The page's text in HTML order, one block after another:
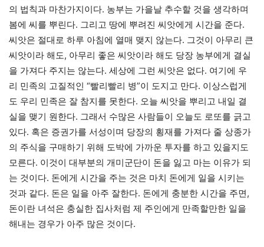
의 법칙과 마찬가지이다. 농부는 가을날 추수할 것을 생각하며
봄에 씨를 뿌린다. 그리고 땅에 뿌려진 씨앗에게 시간을 준다.
씨앗은 절대로 하루 아침에 열매 맺지 않는다. 그것이 아무리 큰
씨앗이라 해도, 아무리 좋은 씨앗이라 해도 당장 농부에게 결실
을 가져다 주지는 않는다. 세상에 그런 씨앗은 없다. 여기에 우
리 민족의 고질적인 “빨리빨리 병”이 도지고 만다. 이상스럽게
도 우리 민족은 잘 참지를 못한다. 오늘 씨앗을 뿌리고 내일 결
실을 맺기 원한다. 그래서 수많은 사람들이 오늘도 로또를 긁고
있다. 혹은 증권가를 서성이며 당장의 횡재를 가져다 줄 상종가
의 주식을 구매하기 위해 도박에 가까운 투자를 하고 있을지도
모른다. 이것이 대부분의 개미군단이 돈을 잃고 마는 이유가 되
는 것이다. 돈에게 시간을 주는 것은 마치 돈에게 일을 시키는
것과 같다. 돈은 일을 아주 잘한다. 돈에게 충분한 시간을 주면,
돈이란 녀석은 충실한 집사처럼 제 주인에게 만족할만한 일을
해내는 경우가 아주 많은 것이다.